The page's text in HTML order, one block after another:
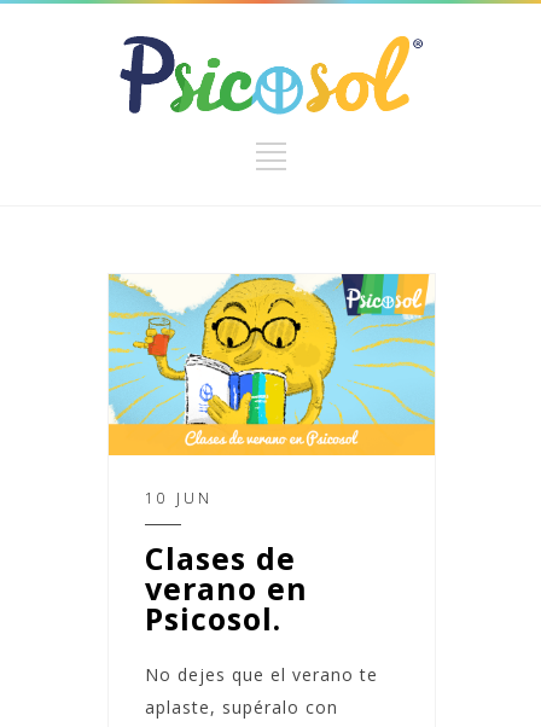
10 JUN
Clases de
verano en
Psicosol.
No dejes que el verano te
aplaste, supéralo con